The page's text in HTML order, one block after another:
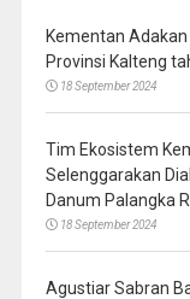
Kementan
Provinsi Kalteng
18 September 2024
Tim Ekosistem
Selenggarakan
Danum Palangka
18 September 2024
Agustiar Sabran